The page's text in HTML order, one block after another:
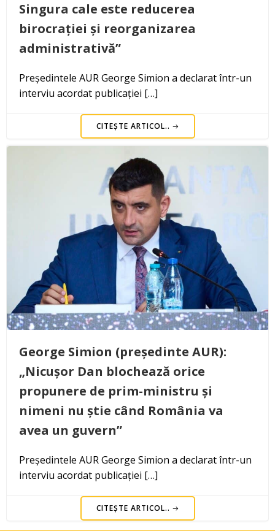
Singura cale este reducerea
birocrației și reorganizarea
administrativă”
Președintele AUR George Simion a declarat într-un
interviu acordat publicației […]
CITEȘTE ARTICOL..
George Simion (președinte AUR):
„Nicușor Dan blochează orice
propunere de prim-ministru și
nimeni nu știe când România va
avea un guvern”
Președintele AUR George Simion a declarat într-un
interviu acordat publicației […]
CITEȘTE ARTICOL..